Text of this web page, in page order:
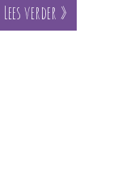
Lees verder »